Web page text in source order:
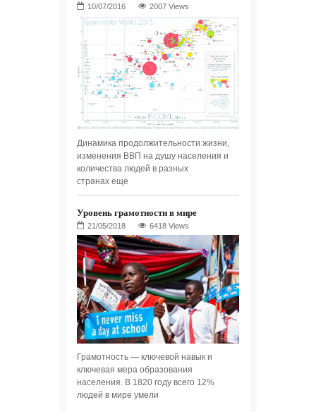
2007 Views
Динамика продолжительности жизни,
изменения ВВП на душу населения и
количества людей в разных
странах еще
Уровень грамотности в мире
6418 Views
Грамотность — ключевой навык и
ключевая мера образования
населения. В 1820 году всего 12%
людей в мире умели